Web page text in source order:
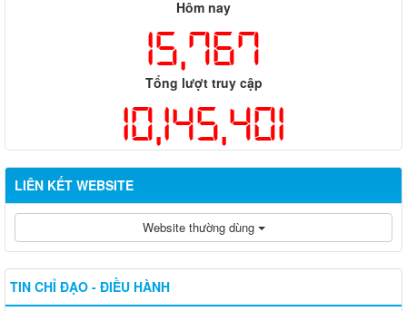
Hôm nay
15,767
Tổng lượt truy cập
10,145,401
LIÊN KẾT WEBSITE
Website thường dùng
TIN CHỈ ĐẠO - ĐIỀU HÀNH